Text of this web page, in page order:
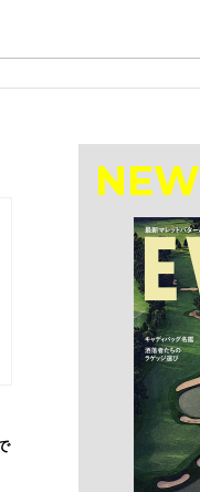
NEW